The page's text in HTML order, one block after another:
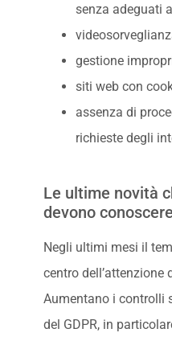
senza adeguati
gestione
siti web con
assenza di
richieste degli
Le ultime novità
devono conoscere
Negli ultimi mesi il
centro dell’attenzione
Aumentano i controlli
del GDPR, in